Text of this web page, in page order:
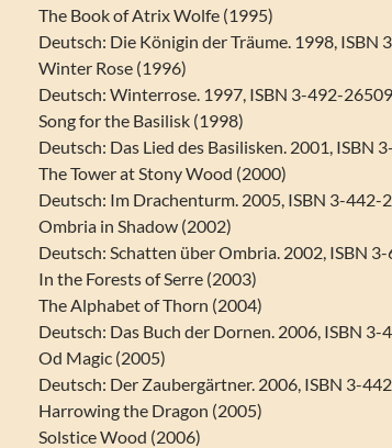
The Book of Atrix Wolfe (1995)
Deutsch: Die Königin der Träume. 1998, ISBN
Winter Rose (1996)
Deutsch: Winterrose. 1997, ISBN 3-492-
Song for the Basilisk (1998)
Deutsch: Das Lied des Basilisken. 2001, ISBN
The Tower at Stony Wood (2000)
Deutsch: Im Drachenturm. 2005, ISBN 3-442-
Ombria in Shadow (2002)
Deutsch: Schatten über Ombria. 2002, ISBN
In the Forests of Serre (2003)
The Alphabet of Thorn (2004)
Deutsch: Das Buch der Dornen. 2006, ISBN
Od Magic (2005)
Deutsch: Der Zaubergärtner. 2006, ISBN 3-
Harrowing the Dragon (2005)
Solstice Wood (2006)